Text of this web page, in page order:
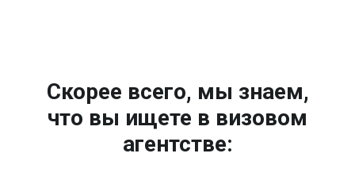
Скорее всего, мы знаем,
что вы ищете в визовом
агентстве: